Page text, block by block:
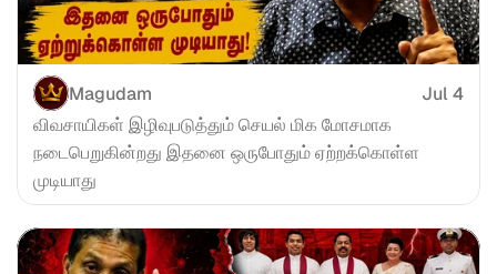
Magudam
Jul 4
விவசாயிகள் இழிவுபடுத்தும் செயல் மிக மோசமாக
நடைபெறுகின்றது இதனை ஒருபோதும் ஏற்றக்கொள்ள
முடியாது